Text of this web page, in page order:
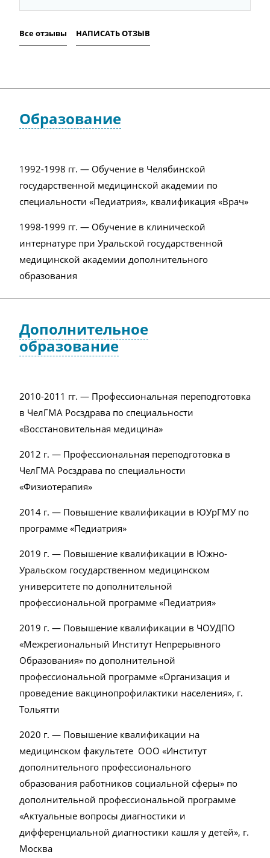
Все отзывы НАПИСАТЬ ОТЗЫВ
Образование
1992-1998 гг. — Обучение в Челябинской
государственной медицинской академии по
специальности «Педиатрия», квалификация «Врач»
1998-1999 гг. — Обучение в клинической
интернатуре при Уральской государственной
медицинской академии дополнительного
образования
Дополнительное
образование
2010-2011 гг. — Профессиональная переподготовка
в ЧелГМА Росздрава по специальности
«Восстановительная медицина»
2012 г. — Профессиональная переподготовка в
ЧелГМА Росздрава по специальности
«Физиотерапия»
2014 г. — Повышение квалификации в ЮУрГМУ по
программе «Педиатрия»
2019 г. — Повышение квалификации в Южно-
Уральском государственном медицинском
университете по дополнительной
профессиональной программе «Педиатрия»
2019 г. — Повышение квалификации в ЧОУДПО
«Межрегиональный Институт Непрерывного
Образования» по дополнительной
профессиональной программе «Организация и
проведение вакцинопрофилактики населения», г.
Тольятти
2020 г. — Повышение квалификации на
медицинском факультете ООО «Институт
дополнительного профессионального
образования работников социальной сферы» по
дополнительной профессиональной программе
«Актуальные вопросы диагностики и
дифференциальной диагностики кашля у детей», г.
Москва